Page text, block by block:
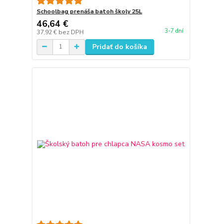
Schoolbag prenáša batoh školy 25L
46,64 €
37,92 € bez DPH 3-7 dní
Pridať do košíka